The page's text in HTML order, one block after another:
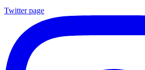
Twitter page